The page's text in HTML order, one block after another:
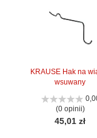
KRAUSE Hak na
wsuwany
(0 opinii)
45,01 zł